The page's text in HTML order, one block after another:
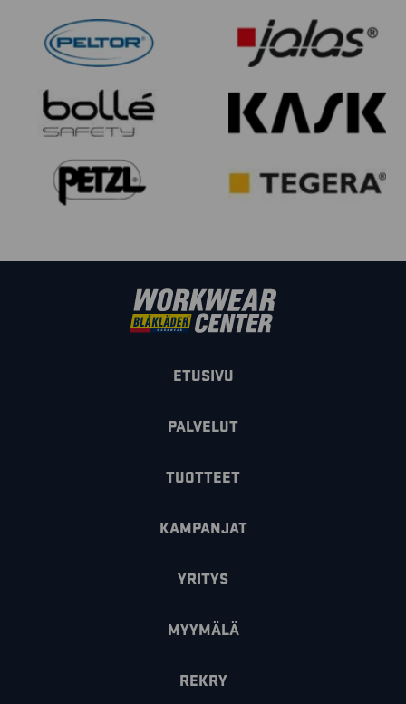
ETUSIVU
PALVELUT
TUOTTEET
KAMPANJAT
YRITYS
MYYMÄLÄ
REKRY